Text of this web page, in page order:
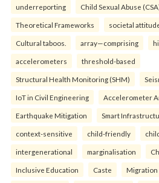
underreporting Child Sexual Abuse
Theoretical Frameworks societal
Cultural taboos. array—comprising
accelerometers threshold-based
Structural Health Monitoring (SHM)
IoT in Civil Engineering Accelerometer
Earthquake Mitigation Smart
context-sensitive child-friendly
intergenerational marginalisation
Inclusive Education Caste Migration